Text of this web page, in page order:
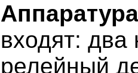
входят:
релейный